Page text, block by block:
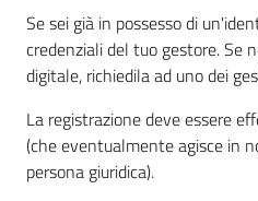
Se sei già in possesso di
credenziali del tuo gestore. Se
digitale, richiedila ad uno dei
La registrazione deve essere
(che eventualmente agisce in
persona giuridica).